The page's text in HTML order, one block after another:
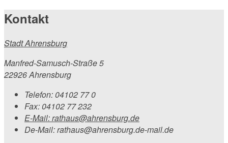
Kontakt
Stadt Ahrensburg
Manfred-Samusch-Straße 5
22926 Ahrensburg
Telefon: 04102 77 0
Fax: 04102 77 232
E-Mail:rathaus@ahrensburg.de
De-Mail: rathaus@ahrensburg.de-mail.de